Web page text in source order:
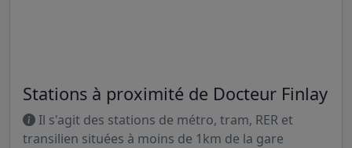
Stations à proximité de Docteur Finlay
Il s'agit des stations de métro, tram, RER et
transilien situées à moins de 1km de la gare